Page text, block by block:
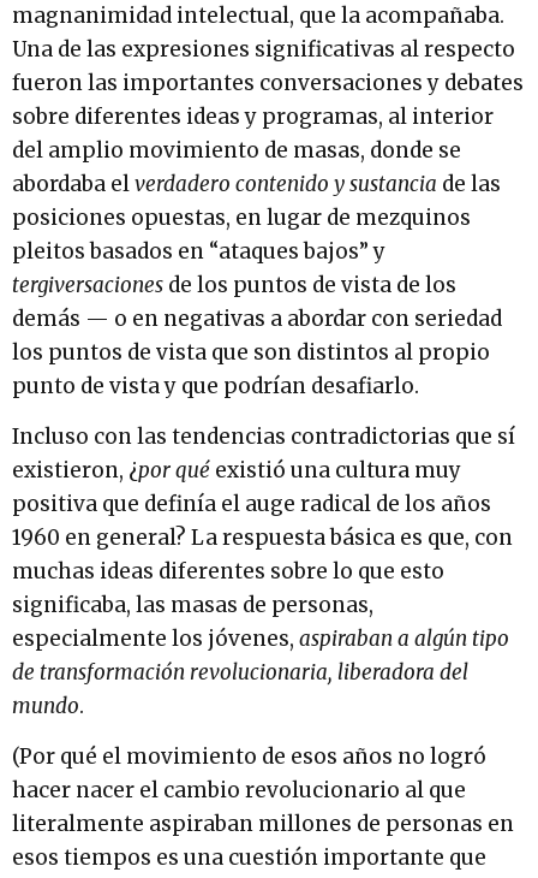
magnanimidad intelectual, que la acompañaba.
Una de las expresiones significativas al respecto
fueron las importantes conversaciones y debates
sobre diferentes ideas y programas, al interior
del amplio movimiento de masas, donde se
abordaba elverdadero contenido y sustancia de las
posiciones opuestas, en lugar de mezquinos
pleitos basados en “ataques bajos” y
tergiversaciones de los puntos de vista de los
demás — o en negativas a abordar con seriedad
los puntos de vista que son distintos al propio
punto de vista y que podrían desafiarlo.
Incluso con las tendencias contradictorias que sí
existieron, ¿por qué existió una cultura muy
positiva que definía el auge radical de los años
1960 en general? La respuesta básica es que, con
muchas ideas diferentes sobre lo que esto
significaba, las masas de personas,
especialmente los jóvenes, aspiraban a algún tipo
de transformación revolucionaria, liberadora del
mundo.
(Por qué el movimiento de esos años no logró
hacer nacer el cambio revolucionario al que
literalmente aspiraban millones de personas en
esos tiempos es una cuestión importante que